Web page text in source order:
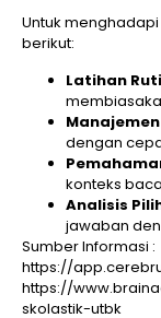
Untuk
berikut:​
Latihan
dengan
konteks
Analisis
jawaban
Sumber Informasi :
https://
https://
skolastik-utbk